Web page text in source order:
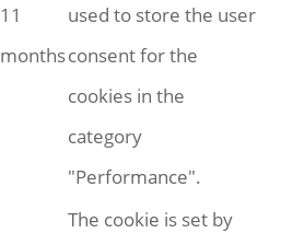
11
months
used to store the user
consent for the
cookies in the
category
"Performance".
The cookie is set by